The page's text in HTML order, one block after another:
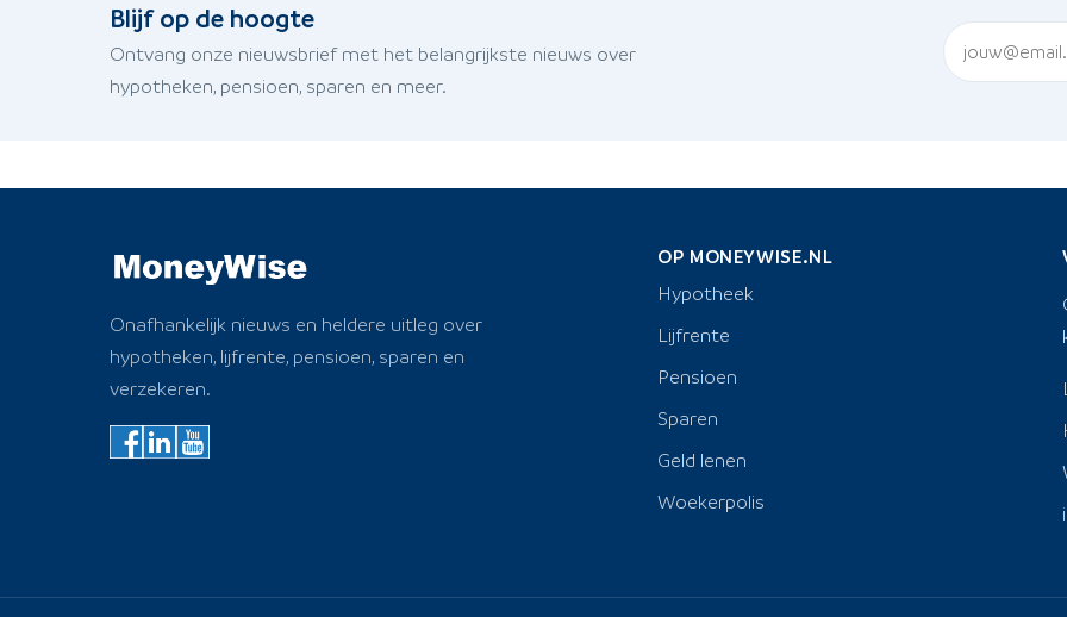
Blijf op de hoogte
Ontvang onze nieuwsbrief met het belangrijkste nieuws over
hypotheken, pensioen, sparen en meer.
Onafhankelijk nieuws en heldere uitleg over
hypotheken, lijfrente, pensioen, sparen en
verzekeren.
OP MONEYWISE.NL
Hypotheek
Lijfrente
Pensioen
Sparen
Geld lenen
Woekerpolis